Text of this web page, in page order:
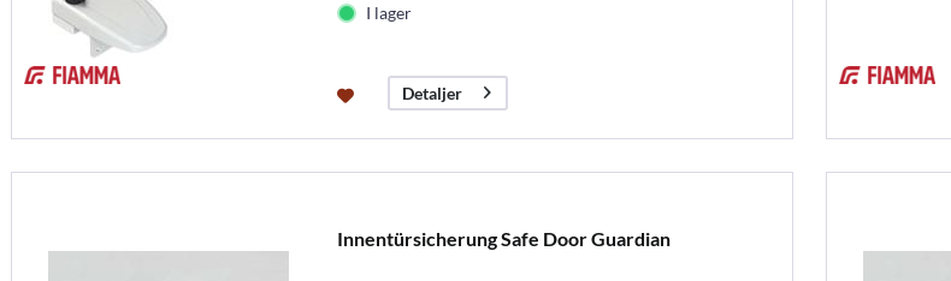
I lager
Detaljer
Innentürsicherung Safe Door Guardian